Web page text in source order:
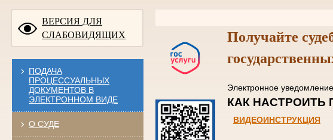
ВЕРСИЯ ДЛЯ
СЛАБОВИДЯЩИХ
ПОДАЧА
ПРОЦЕССУАЛЬНЫХ
ДОКУМЕНТОВ В
ЭЛЕКТРОННОМ ВИДЕ
О СУДЕ
Получайте
Электронное
КАК
ВИДЕОИНСТРУКЦИЯ